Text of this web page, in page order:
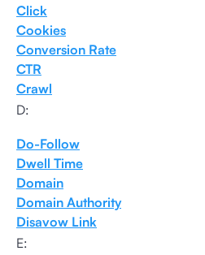
Click
Cookies
Conversion Rate
CTR
Crawl
D:
Do-Follow
Dwell Time
Domain
Domain Authority
Disavow Link
E: